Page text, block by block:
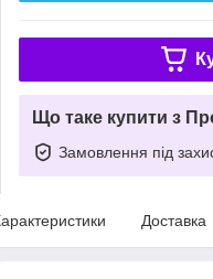
Що таке купити з
Замовлення під
Доставка